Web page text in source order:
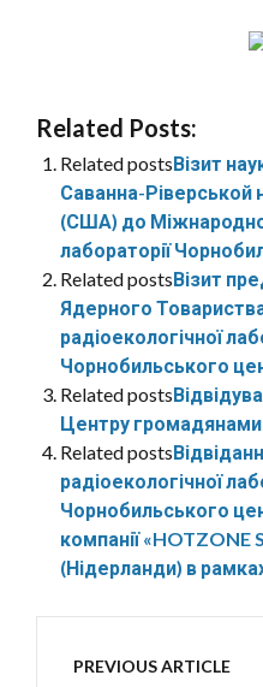
Related Posts:
Related postsВізит
Саванна-Ріверськой
(США) до
лабораторії
Related postsВізит
Ядерного
радіоекологічної
Чорнобильського
Related posts
Центру громадянами
Related posts
радіоекологічної
Чорнобильського
компанії «HOTZONE
(Нідерланди) в
PREVIOUS ARTICLE